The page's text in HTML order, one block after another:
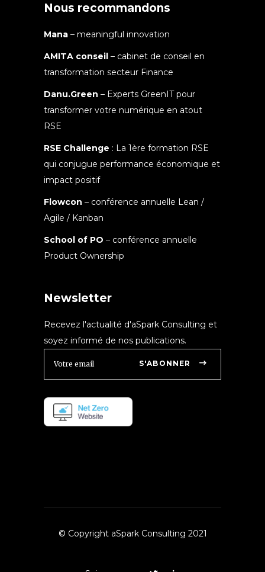
Nous recommandons
Mana – meaningful innovation
AMITA conseil – cabinet de conseil en
transformation secteur Finance
Danu.Green – Experts GreenIT pour
transformer votre numérique en atout
RSE
RSE Challenge : La 1ère formation RSE
qui conjugue performance économique et
impact positif
Flowcon – conférence annuelle Lean /
Agile / Kanban
School of PO – conférence annuelle
Product Ownership
Newsletter
Recevez l'actualité d'aSpark Consulting et
soyez informé de nos publications.
S'ABONNER
© Copyright aSpark Consulting 2021